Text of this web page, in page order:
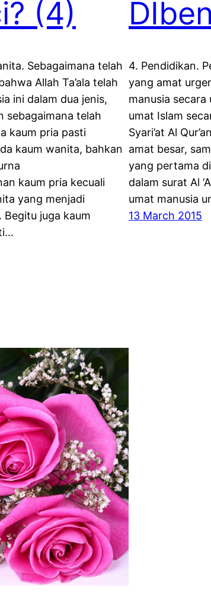
(4)
Sebagaimana telah
Allah Ta’ala telah
ini dalam dua jenis,
sebagaimana telah
kaum pria pasti
kaum wanita, bahkan
kaum pria kecuali
yang menjadi
Begitu juga kaum
4. Pendidikan.
yang amat
manusia
umat Islam
Syari’at Al
amat besar,
yang pertama
dalam surat Al
umat manusia
13 March 2015